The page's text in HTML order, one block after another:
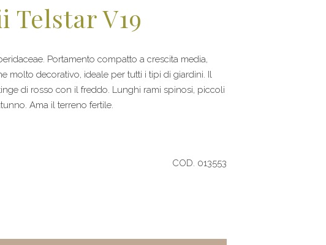
V19
Portamento compatto a crescita media,
molto decorativo, ideale per tutti i tipi di giardini. Il
di rosso con il freddo. Lunghi rami spinosi, piccoli
Ama il terreno fertile.
COD. 013553